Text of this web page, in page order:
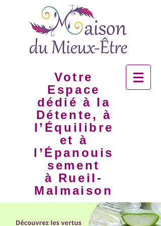
Votre
Espace
dédié à la
Détente, à
l’Équilibre
et à
l’Épanouis
sement
à Rueil-
Malmaison